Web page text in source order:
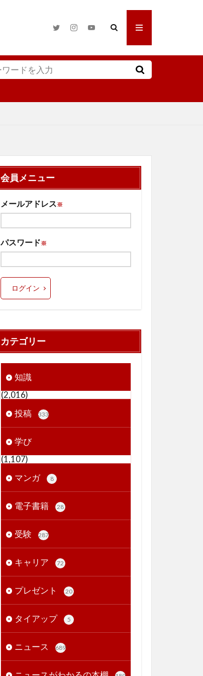
会員メニュー
メールアドレス※
パスワード※
ログイン
カテゴリー
知識
(2,016)
投稿
333
学び
(1,107)
マンガ
8
電子書籍 28
受験 287
キャリア 72
プレゼント 20
タイアップ 5
ニュース 689